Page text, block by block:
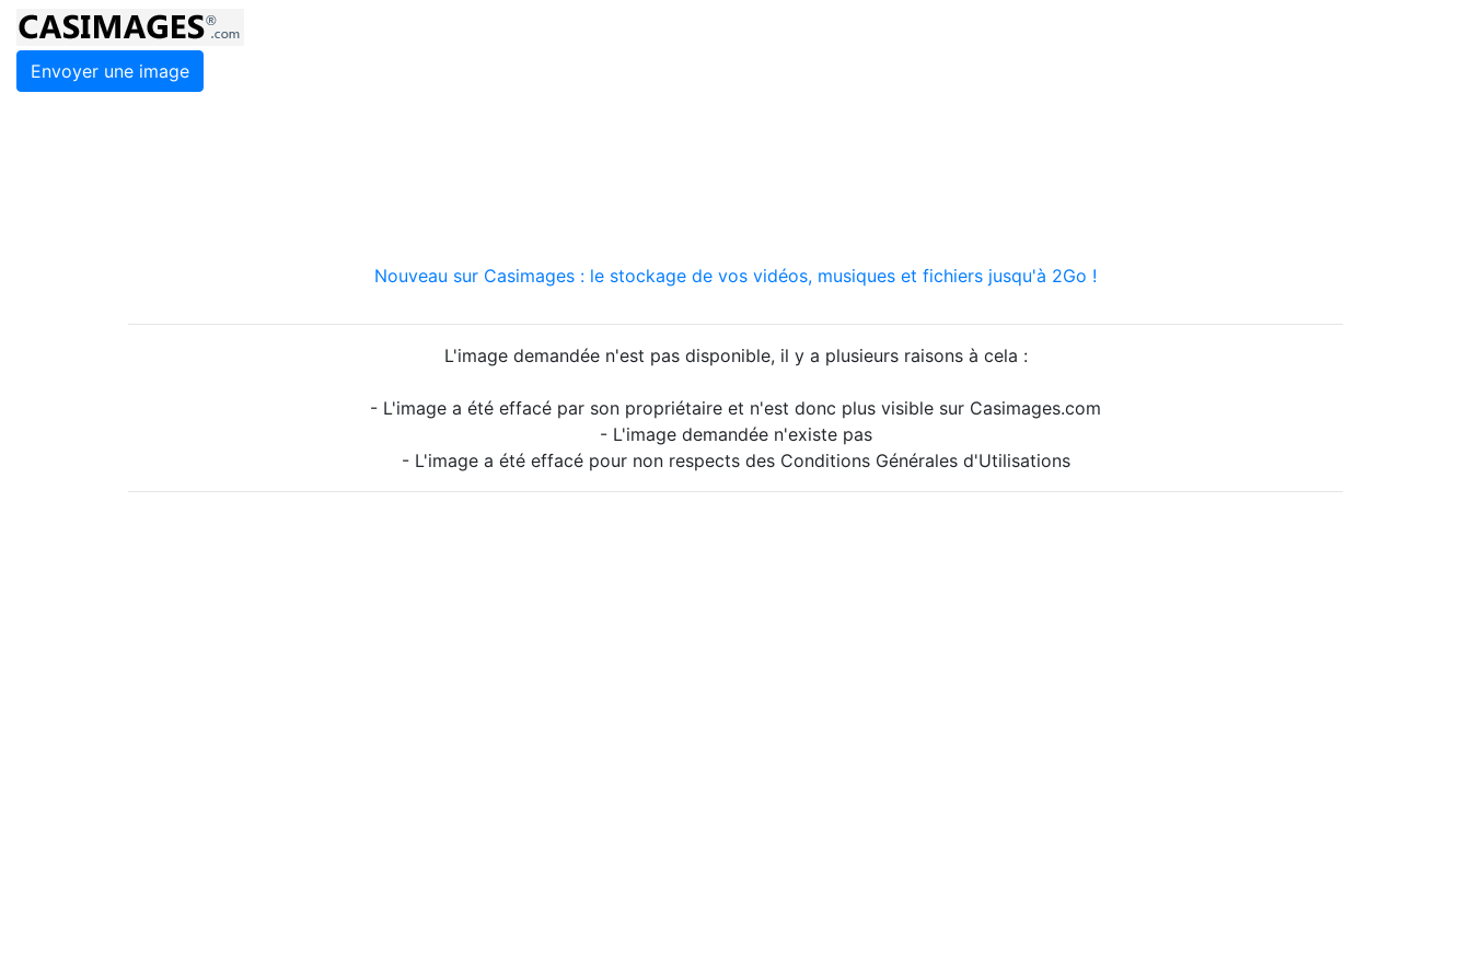
Envoyer une image
Nouveau sur Casimages : le stockage de vos vidéos, musiques et fichiers jusqu'à 2Go !
L'image demandée n'est pas disponible, il y a plusieurs raisons à cela :
- L'image a été effacé par son propriétaire et n'est donc plus visible sur Casimages.com
- L'image demandée n'existe pas
- L'image a été effacé pour non respects des Conditions Générales d'Utilisations